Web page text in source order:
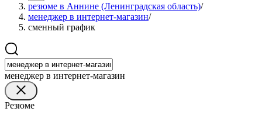
резюме в Аннине (Ленинградская область)/
менеджер в интернет-магазин/
сменный график
менеджер в интернет-магазин
Резюме